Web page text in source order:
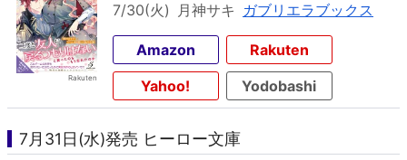
7/30(火) 月神サキ ガブリエラブックス
Amazon
Rakuten
Yahoo!
Yodobashi
7月31日(水)発売 ヒーロー文庫